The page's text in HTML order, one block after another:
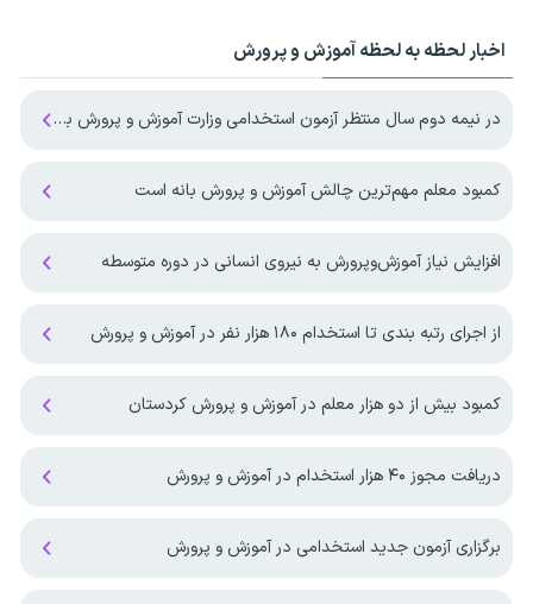
اخبار لحظه به لحظه آموزش و پرورش
در نیمه دوم سال منتظر آزمون استخدامی وزارت آموزش و پرورش باشیم ؟
کمبود معلم مهم‌ترین چالش آموزش و پرورش بانه است
افزایش نیاز آموزش‌وپرورش به نیروی انسانی در دوره متوسطه
از اجرای رتبه بندی تا استخدام ۱۸۰ هزار نفر در آموزش و پرورش
کمبود بیش از دو هزار معلم در آموزش و پرورش کردستان
دریافت مجوز ۴۰ هزار استخدام در آموزش و پرورش
برگزاری آزمون جدید استخدامی در آموزش و پرورش